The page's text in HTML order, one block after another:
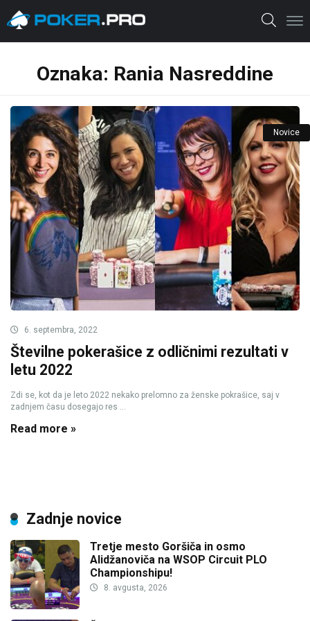
Oznaka: Rania Nasreddine
Novice
6. septembra, 2022
Številne pokerašice z odličnimi rezultati v
letu 2022
Zdi se, kot da je leto 2022 nekako prelomno za ženske pokrašice, saj v
zadnjem času dosegajo res ...
Read more »
Zadnje novice
Tretje mesto Goršiča in osmo
Alidžanoviča na WSOP Circuit PLO
Championshipu!
8. avgusta, 2026